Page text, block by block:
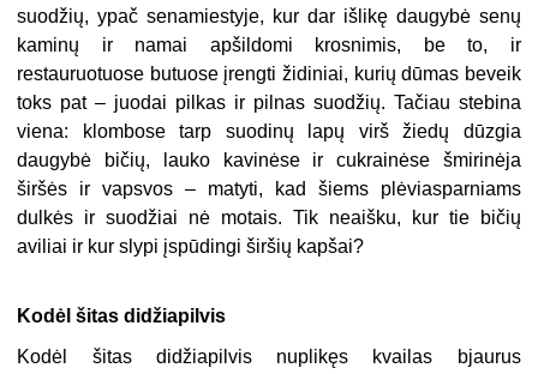
suodžių, ypač senamiestyje, kur dar išlikę daugybė senų
kaminų ir namai apšildomi krosnimis, be to, ir
restauruotuose butuose įrengti židiniai, kurių dūmas beveik
toks pat – juodai pilkas ir pilnas suodžių. Tačiau stebina
viena: klombose tarp suodinų lapų virš žiedų dūzgia
daugybė bičių, lauko kavinėse ir cukrainėse šmirinėja
širšės ir vapsvos – matyti, kad šiems plėviasparniams
dulkės ir suodžiai nė motais. Tik neaišku, kur tie bičių
aviliai ir kur slypi įspūdingi širšių kapšai?
Kodėl šitas didžiapilvis
Kodėl šitas didžiapilvis nuplikęs kvailas bjaurus